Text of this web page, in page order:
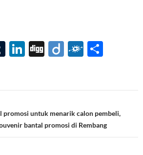
T
bl
r
Li
e
dI
n
Di Di F
d e
promosi untuk menarik calon pembeli,
bantal promosi di Rembang